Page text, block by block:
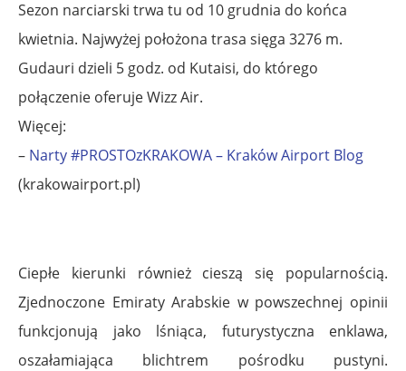
Sezon narciarski trwa tu od 10 grudnia do końca
kwietnia. Najwyżej położona trasa sięga 3276 m.
Gudauri dzieli 5 godz. od Kutaisi, do którego
połączenie oferuje Wizz Air.
Więcej:
– Narty #PROSTOzKRAKOWA – Kraków Airport Blog
(krakowairport.pl)
Ciepłe kierunki również cieszą się popularnością.
Zjednoczone Emiraty Arabskie w powszechnej opinii
funkcjonują jako lśniąca, futurystyczna enklawa,
oszałamiająca blichtrem pośrodku pustyni.